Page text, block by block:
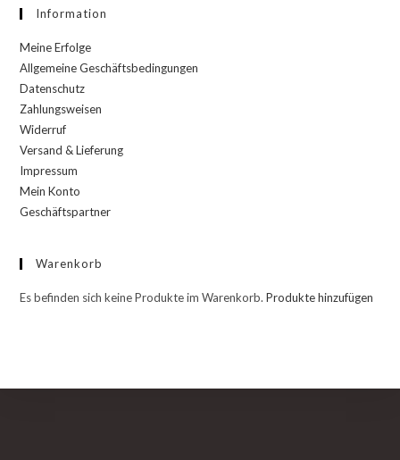
Information
Meine Erfolge
Allgemeine Geschäftsbedingungen
Datenschutz
Zahlungsweisen
Widerruf
Versand & Lieferung
Impressum
Mein Konto
Geschäftspartner
Warenkorb
Es befinden sich keine Produkte im Warenkorb.Produkte hinzufügen